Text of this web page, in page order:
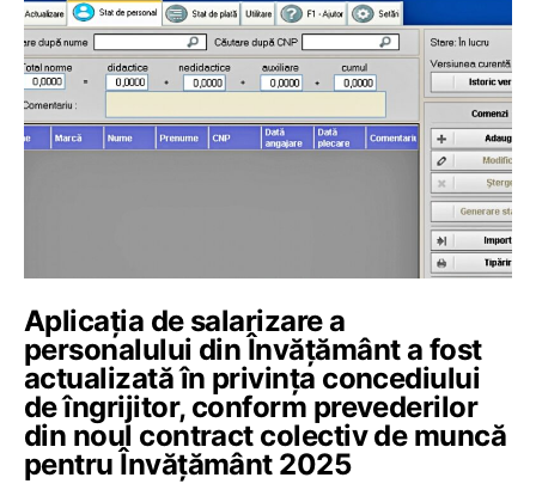
Aplicația de salarizare a
personalului din Învățământ a fost
actualizată în privința concediului
de îngrijitor, conform prevederilor
din noul contract colectiv de muncă
pentru Învățământ 2025